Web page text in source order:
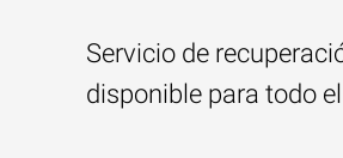
Servicio de
disponible para todo